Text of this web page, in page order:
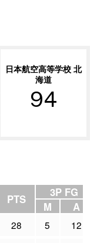
日本航空高等学校 北
海道
94
PTS
3P FG
M
A
28 5
12